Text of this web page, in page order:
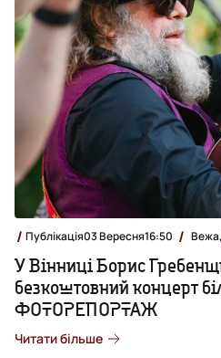
Публікація03 Вересня16:50 Вежа,
У Вінниці Борис
безкоштовний концерт
ФОТОРЕПОРТАЖ
Читати більше